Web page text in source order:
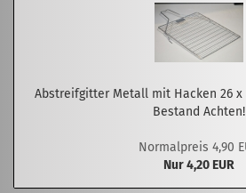
Abstreifgitter Metall mit Hacken 26 x
Bestand Achten!
Normalpreis 4,90
Nur 4,20 EUR